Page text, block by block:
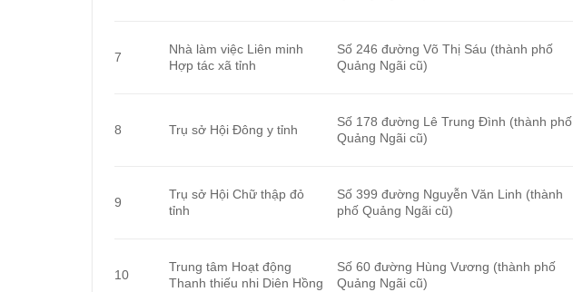
7
Nhà làm việc Liên minh
Hợp tác xã tỉnh
Số 246 đường Võ Thị Sáu (thành phố
Quảng Ngãi cũ)
8 Trụ sở Hội Đông y tỉnh
Số 178 đường Lê Trung Đình (thành phố
Quảng Ngãi cũ)
9
Trụ sở Hội Chữ thập đỏ
tỉnh
Số 399 đường Nguyễn Văn Linh (thành
phố Quảng Ngãi cũ)
10
Trung tâm Hoạt động
Thanh thiếu nhi Diên Hồng
Số 60 đường Hùng Vương (thành phố
Quảng Ngãi cũ)